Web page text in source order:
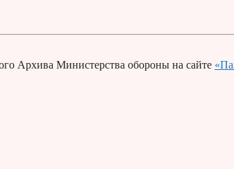
Архива Министерства обороны на сайте